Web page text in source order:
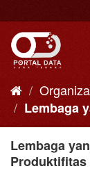
to
content
Lembaga
Lembaga
Produktifitas